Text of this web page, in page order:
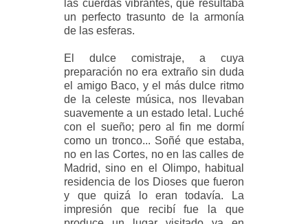
las cuerdas vibrantes, que resultaba
un perfecto trasunto de la armonía
de las esferas.
El dulce comistraje, a cuya
preparación no era extraño sin duda
el amigo Baco, y el más dulce ritmo
de la celeste música, nos llevaban
suavemente a un estado letal. Luché
con el sueño; pero al fin me dormí
como un tronco... Soñé que estaba,
no en las Cortes, no en las calles de
Madrid, sino en el Olimpo, habitual
residencia de los Dioses que fueron
y que quizá lo eran todavía. La
impresión que recibí fue la que